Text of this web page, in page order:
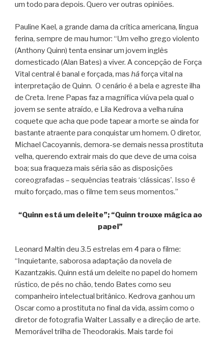
um todo para depois. Quero ver outras opiniões.
Pauline Kael, a grande dama da crítica americana, língua
ferina, sempre de mau humor: “Um velho grego violento
(Anthony Quinn) tenta ensinar um jovem inglês
domesticado (Alan Bates) a viver. A concepção de Força
Vital central é banal e forçada, mas háforça vital na
interpretação de Quinn. O cenário é a bela e agreste ilha
de Creta. Irene Papas faz a magnífica viúva pela qual o
jovem se sente atraído, e Lila Kedrova a velha ruína
coquete que acha que pode tapear a morte se ainda for
bastante atraente para conquistar um homem. O diretor,
Michael Cacoyannis, demora-se demais nessa prostituta
velha, querendo extrair mais do que deve de uma coisa
boa; sua fraqueza mais séria são as disposições
coreografadas – sequências teatrais ‘clássicas’. Isso é
muito forçado, mas o filme tem seus momentos.”
“Quinn está um deleite”; “Quinn trouxe mágica ao
papel”
Leonard Maltin deu 3.5 estrelas em 4 para o filme:
“Inquietante, saborosa adaptação da novela de
Kazantzakis. Quinn está um deleite no papel do homem
rústico, de pés no chão, tendo Bates como seu
companheiro intelectual britânico. Kedrova ganhou um
Oscar como a prostituta no final da vida, assim como o
diretor de fotografia Walter Lassally e a direção de arte.
Memorável trilha de Theodorakis. Mais tarde foi